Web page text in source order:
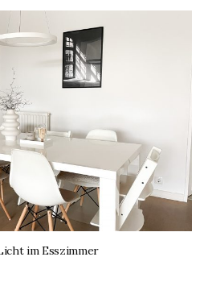
im Esszimmer